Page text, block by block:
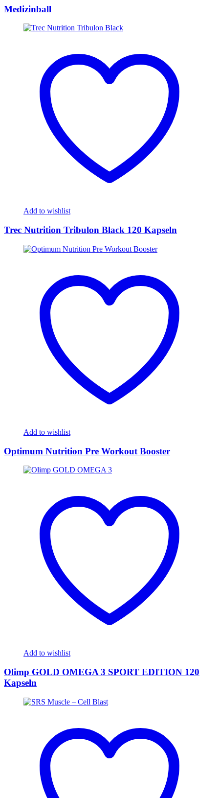
Medizinball
Add to wishlist
Trec Nutrition Tribulon Black 120 Kapseln
Add to wishlist
Optimum Nutrition Pre Workout Booster
Add to wishlist
Olimp GOLD OMEGA 3 SPORT EDITION 120
Kapseln